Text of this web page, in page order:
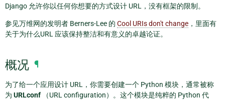
Django 允许你以任何你想要的方式设计 URL，没有框架的限制。
参见万维网的发明者 Berners-Lee 的 Cool URIs don't change ，里面有
关于为什么URL 应该保持整洁和有意义的卓越论证。
概况 ¶
为了给一个应用设计 URL，你需要创建一个 Python 模块，通常被称
为 URLconf （URL configuration）。这个模块是纯粹的 Python 代